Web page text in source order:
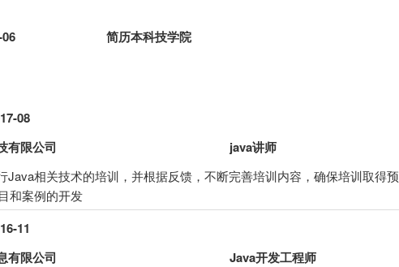
简历本科技学院
08
有限公司
java讲师
Java相关技术的培训，并根据反馈，不断完善培训内容，确保培训取得预
和案例的开发
11
有限公司
Java开发工程师